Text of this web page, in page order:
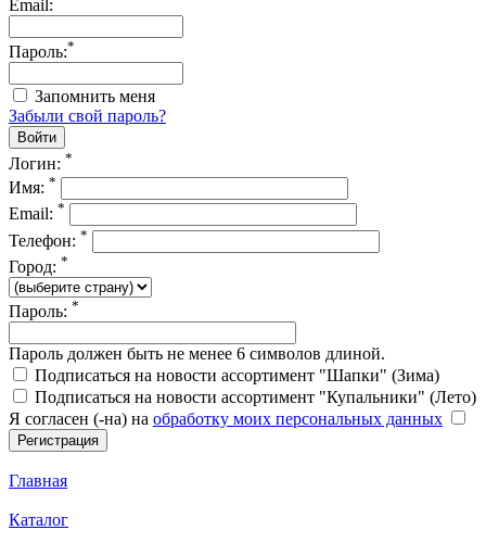
Email:
Пароль:*
Запомнить меня
Забыли свой пароль?
Логин: *
Имя: *
Email: *
Телефон: *
Город: *
Пароль: *
Пароль должен быть не менее 6 символов длиной.
Подписаться на новости ассортимент "Шапки" (Зима)
Подписаться на новости ассортимент "Купальники" (Лето)
Я согласен (-на) на обработку моих персональных данных
Главная
Каталог